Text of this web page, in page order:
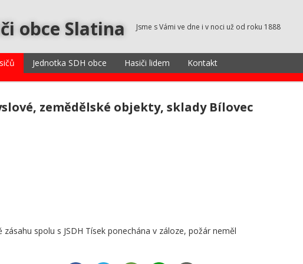
obce Slatina Jsme s Vámi ve dne i v noci už od roku 1888
Jednotka SDH obce Hasiči lidem Kontakt
zemědělské objekty, sklady Bílovec
zásahu spolu s JSDH Tísek ponechána v záloze, požár neměl